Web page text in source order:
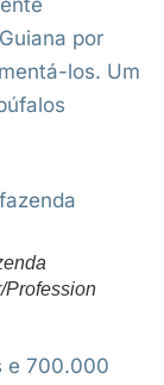
por
los. Um
Profession
e 700.000